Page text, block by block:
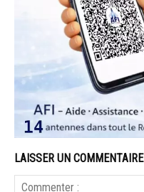
LAISSER UN COMMENTAIRE